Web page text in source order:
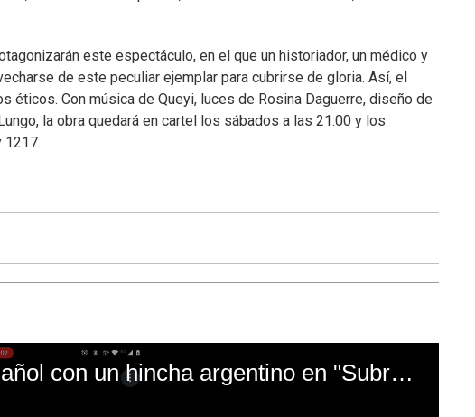
este espectáculo, en el que un historiador, un médico y
de este peculiar ejemplar para cubrirse de gloria. Así, el
éticos. Con música de Queyi, luces de Rosina Daguerre, diseño de
la obra quedará en cartel los sábados a las 21:00 y los
1217.
El mal momento de Yanina Gasañol con un hincha argentino en "Subrayado"